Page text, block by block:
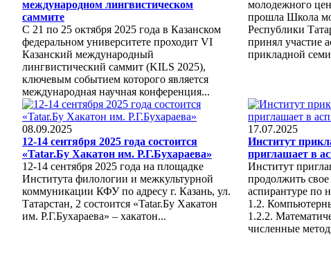
международном лингвистическом
саммите
С 21 по 25 октября 2025 года в Казанском
федеральном университете проходит VI
Казанский международный
лингвистический саммит (KILS 2025),
ключевым событием которого является
международная научная конференция...
молодежного
прошла Школа
Республики
принял участие
прикладной
08.09.2025
12-14 сентября 2025 года состоится
«Tatar.Бу Хакатон им. Р.Г.Бухараева»
12-14 сентября 2025 года на площадке
Института филологии и межкультурной
коммуникации КФУ по адресу г. Казань, ул.
Татарстан, 2 состоится «Tatar.Бу Хакатон
им. Р.Г.Бухараева» – хакатон...
17.07.2025
Институт
приглашает в
Институт
продолжить свое
аспирантуре по
1.2.
1.2.2.
численные